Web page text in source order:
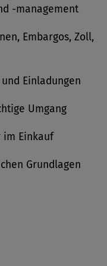
-management
Embargos, Zoll,
Einladungen
Umgang
im Einkauf
Grundlagen